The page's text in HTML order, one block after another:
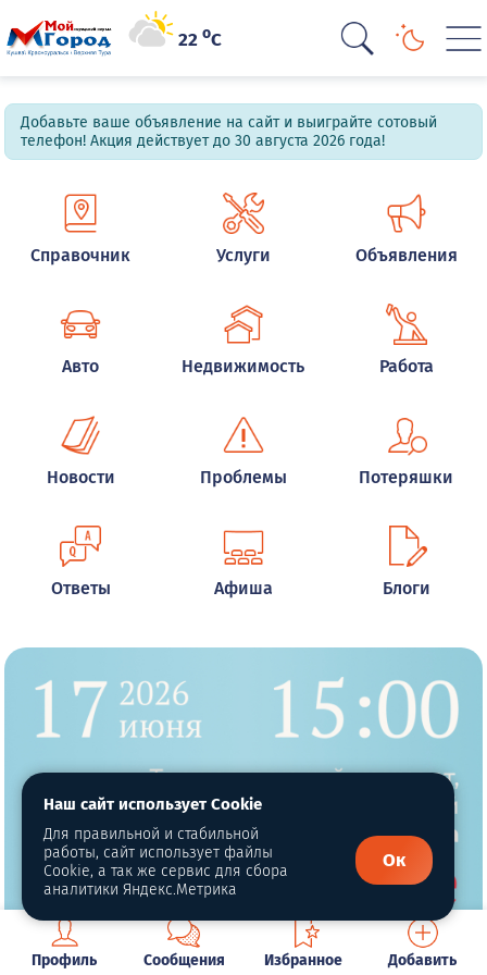
22oC
Добавьте ваше объявление на сайт и выиграйте сотовый
телефон! Акция действует до 30 августа 2026 года!
Справочник Услуги Объявления
Авто Недвижимость Работа
Новости Проблемы Потеряшки
Ответы Афиша Блоги
Профиль Сообщения Избранное Добавить
Наш сайт использует Cookie
Для правильной и стабильной
работы, сайт использует файлы
Cookie, а так же сервис для сбора
аналитики Яндекс.Метрика
Ок